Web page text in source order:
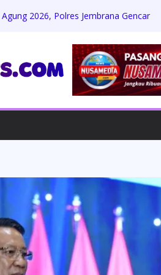
2026, Polres Jembrana Gencar
Dibayar, Buruh Tunas Sawit PTPN
Upah
Usai Kirim Konfirmasi,
Langkat Kian Disorot
Tokyo”
Penuh Harapan di Titik Nol Singaraja:
Menanti Uluran Tangan